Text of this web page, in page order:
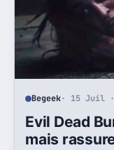
Begeek· 15 Juil ·
Evil Dead
mais